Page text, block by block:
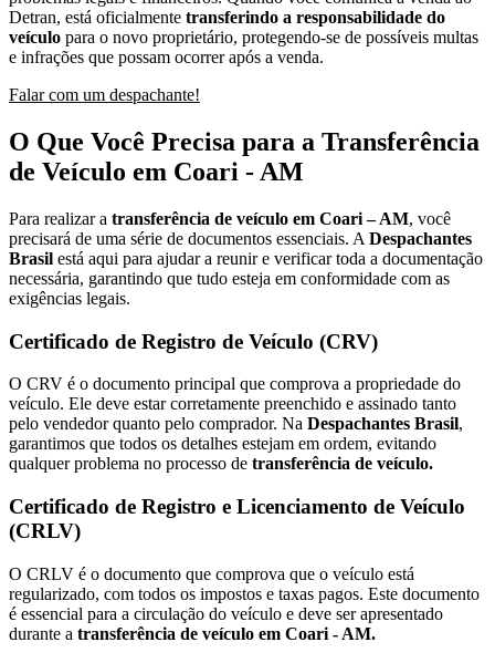
Detran, está oficialmente transferindo a responsabilidade do
veículo para o novo proprietário, protegendo-se de possíveis multas
e infrações que possam ocorrer após a venda.
Falar com um despachante!
O Que Você Precisa para a Transferência
de Veículo em Coari - AM
Para realizar a transferência de veículo em Coari – AM, você
precisará de uma série de documentos essenciais. A Despachantes
Brasil está aqui para ajudar a reunir e verificar toda a documentação
necessária, garantindo que tudo esteja em conformidade com as
exigências legais.
Certificado de Registro de Veículo (CRV)
O CRV é o documento principal que comprova a propriedade do
veículo. Ele deve estar corretamente preenchido e assinado tanto
pelo vendedor quanto pelo comprador. Na Despachantes Brasil,
garantimos que todos os detalhes estejam em ordem, evitando
qualquer problema no processo de transferência de veículo.
Certificado de Registro e Licenciamento de Veículo
(CRLV)
O CRLV é o documento que comprova que o veículo está
regularizado, com todos os impostos e taxas pagos. Este documento
é essencial para a circulação do veículo e deve ser apresentado
durante a transferência de veículo em Coari - AM.